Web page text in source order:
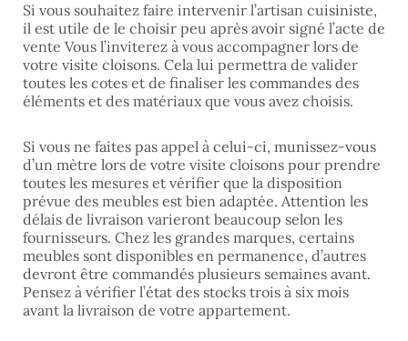
Si vous souhaitez faire intervenir l’artisan cuisiniste,
il est utile de le choisir peu après avoir signé l’acte de
vente Vous l’inviterez à vous accompagner lors de
votre visite cloisons. Cela lui permettra de valider
toutes les cotes et de finaliser les commandes des
éléments et des matériaux que vous avez choisis.
Si vous ne faites pas appel à celui-ci, munissez-vous
d’un mètre lors de votre visite cloisons pour prendre
toutes les mesures et vérifier que la disposition
prévue des meubles est bien adaptée. Attention les
délais de livraison varieront beaucoup selon les
fournisseurs. Chez les grandes marques, certains
meubles sont disponibles en permanence, d’autres
devront être commandés plusieurs semaines avant.
Pensez à vérifier l’état des stocks trois à six mois
avant la livraison de votre appartement.